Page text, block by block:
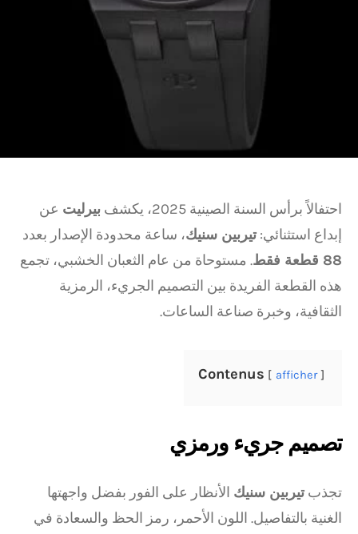
احتفالاً برأس السنة الصينية 2025، يكشف بيرليت عن
إبداع استثنائي: تيربين سنيك، ساعة محدودة الإصدار بعدد
88 قطعة فقط
. مستوحاة من عام الثعبان الخشبي، تجمع
هذه القطعة الفريدة بين التصميم الجريء، الرمزية
الثقافية، وخبرة صناعة الساعات.
Contenus afficher
تصميم جريء ورمزي
تجذب تيربين سنيك الأنظار على الفور بفضل واجهتها
الغنية بالتفاصيل. اللون الأحمر، رمز الحظ والسعادة في